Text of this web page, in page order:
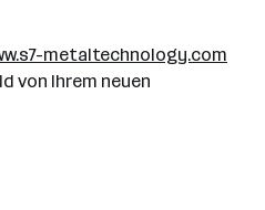
metaltechnology.com
von Ihrem neuen